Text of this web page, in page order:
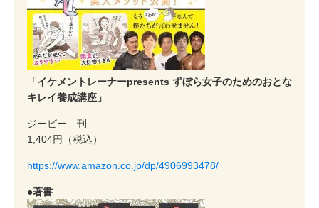
「イケメントレーナーpresents ずぼら女子のためのおとな
キレイ養成講座」
ジービー 刊
1,404円（税込）
https://www.amazon.co.jp/dp/4906993478/
●著書